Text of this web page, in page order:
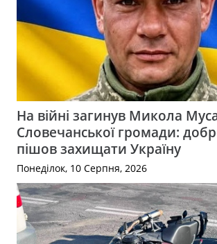
На війні загинув Микола
Словечанської громади:
пішов захищати Україну
Понеділок, 10 Серпня, 2026